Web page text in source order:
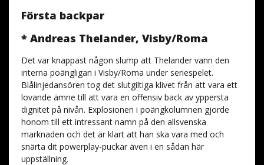
Första backpar
* Andreas Thelander, Visby/Roma
Det var knappast någon slump att Thelander vann den
interna poängligan i Visby/Roma under seriespelet.
Blålinjedansören tog det slutgiltiga klivet från att vara ett
lovande ämne till att vara en offensiv back av yppersta
dignitet på nivån. Explosionen i poängkolumnen gjorde
honom till ett intressant namn på den allsvenska
marknaden och det är klart att han ska vara med och
snärta dit powerplay-puckar även i en sådan här
uppställning.